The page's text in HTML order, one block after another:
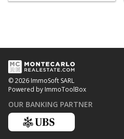
© 2026 ImmoSoft SARL
Powered by ImmoToolBox
OUR BANKING PARTNER